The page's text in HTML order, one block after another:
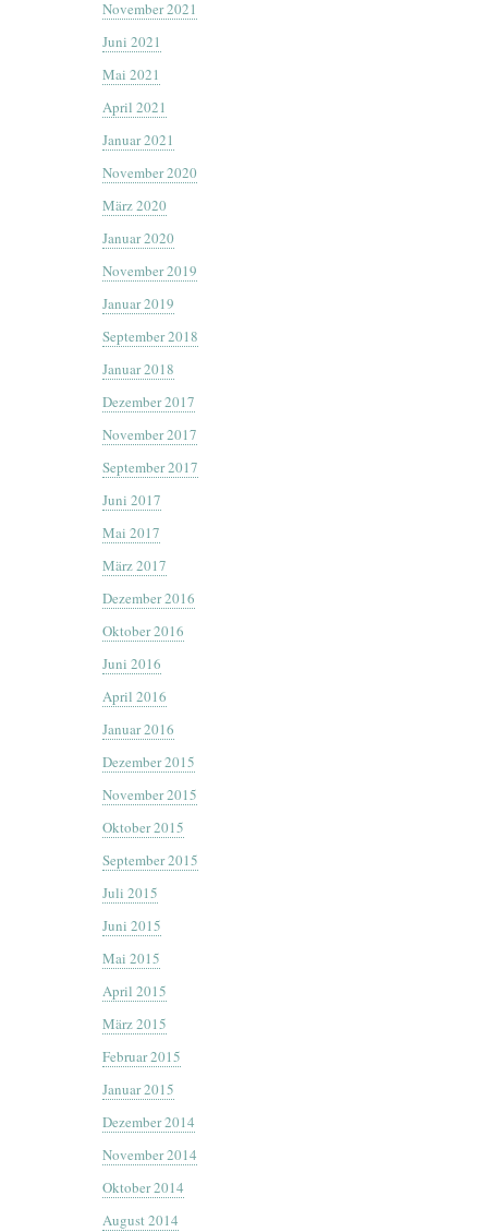
November 2021
Juni 2021
Mai 2021
April 2021
Januar 2021
November 2020
März 2020
Januar 2020
November 2019
Januar 2019
September 2018
Januar 2018
Dezember 2017
November 2017
September 2017
Juni 2017
Mai 2017
März 2017
Dezember 2016
Oktober 2016
Juni 2016
April 2016
Januar 2016
Dezember 2015
November 2015
Oktober 2015
September 2015
Juli 2015
Juni 2015
Mai 2015
April 2015
März 2015
Februar 2015
Januar 2015
Dezember 2014
November 2014
Oktober 2014
August 2014